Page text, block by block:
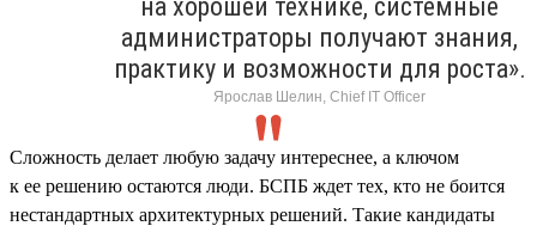
на хорошей технике, системные
администраторы получают знания,
практику и возможности для роста».
Ярослав Шелин, Chief IT Officer
Сложность делает любую задачу интереснее, а ключом
к ее решению остаются люди. БСПБ ждет тех, кто не боится
нестандартных архитектурных решений. Такие кандидаты